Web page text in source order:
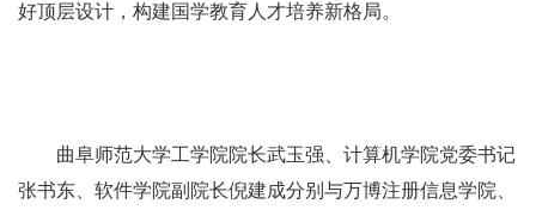
好顶层设计，构建国学教育人才培养新格局。
曲阜师范大学工学院院长武玉强、计算机学院党委书记
张书东、软件学院副院长倪建成分别与万博注册信息学院、